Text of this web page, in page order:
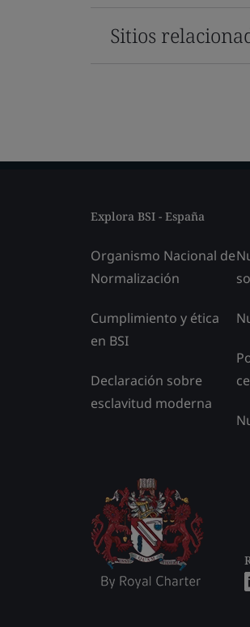
Sitios
Explora BSI - España
Organismo Nacional de
Normalización
Cumplimiento y ética
en BSI
Declaración sobre
esclavitud moderna